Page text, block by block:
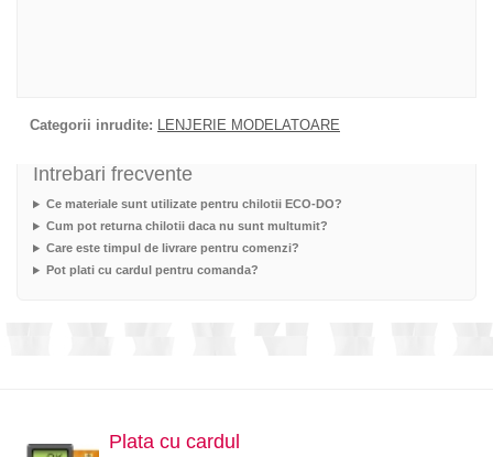
Categorii inrudite: LENJERIE MODELATOARE
Intrebari frecvente
Ce materiale sunt utilizate pentru chilotii ECO-DO?
Cum pot returna chilotii daca nu sunt multumit?
Care este timpul de livrare pentru comenzi?
Pot plati cu cardul pentru comanda?
Plata cu cardul